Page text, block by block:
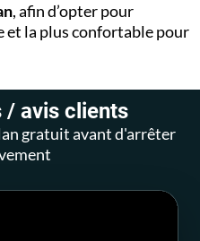
, afin d’opter pour
et la plus confortable pour
/ avis clients
gratuit avant d'arrêter